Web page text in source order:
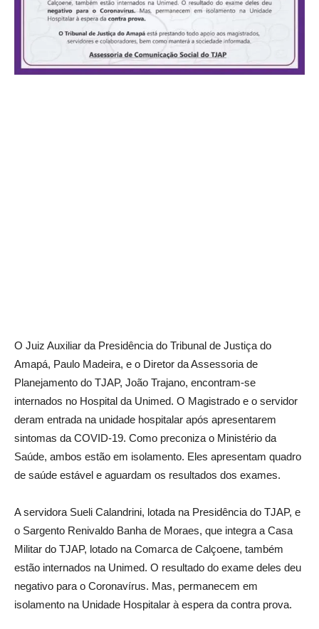
O Juiz Auxiliar da Presidência do Tribunal de Justiça do
Amapá, Paulo Madeira, e o Diretor da Assessoria de
Planejamento do TJAP, João Trajano, encontram-se
internados no Hospital da Unimed. O Magistrado e o servidor
deram entrada na unidade hospitalar após apresentarem
sintomas da COVID-19. Como preconiza o Ministério da
Saúde, ambos estão em isolamento. Eles apresentam quadro
de saúde estável e aguardam os resultados dos exames.
A servidora Sueli Calandrini, lotada na Presidência do TJAP, e
o Sargento Renivaldo Banha de Moraes, que integra a Casa
Militar do TJAP, lotado na Comarca de Calçoene, também
estão internados na Unimed. O resultado do exame deles deu
negativo para o Coronavírus. Mas, permanecem em
isolamento na Unidade Hospitalar à espera da contra prova.